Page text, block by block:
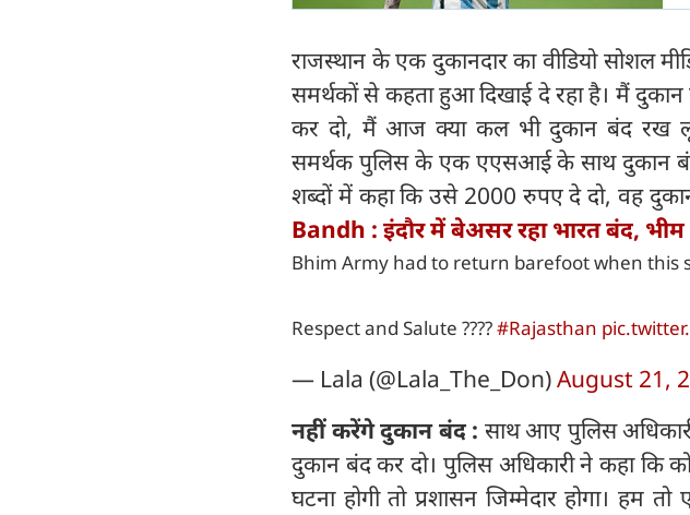
राजस्थान के एक दुकानदार का वीडियो सोशल
समर्थकों से कहता हुआ दिखाई दे रहा है। मैं दुकान
कर दो, मैं आज क्या कल भी दुकान बंद रख
समर्थक पुलिस के एक एएसआई के साथ दुकान बंद
शब्दों में कहा कि उसे 2000 रुपए दे दो, वह
Bandh : इंदौर में बेअसर रहा भारत बंद, भीम
Bhim Army had to return barefoot when this
Respect and Salute ????#Rajasthan
— Lala (@Lala_The_Don)August 21,
नहीं करेंगे दुकान बंद : साथ आए पुलिस
दुकान बंद कर दो। पुलिस अधिकारी ने कहा कि
घटना होगी तो प्रशासन जिम्मेदार होगा। हम